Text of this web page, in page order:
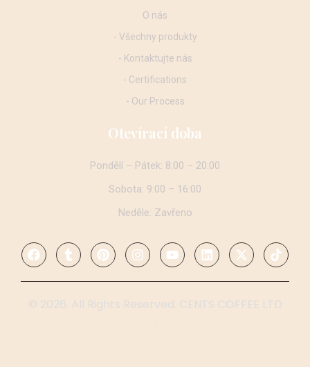
O nás
- Všechny produkty
- Kontaktujte nás
- Certifications
- Our Process
Otevírací doba
Pondělí – Pátek: 8:00 – 20:00
Sobota: 9:00 – 16:00
Neděle: Zavřeno
© 2026. All Rights Reserved. CENTS COFFEE LTD